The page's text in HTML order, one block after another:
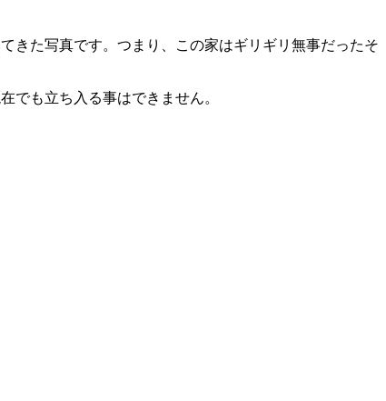
きた写真です。つまり、この家はギリギリ無事だったそ
でも立ち入る事はできません。